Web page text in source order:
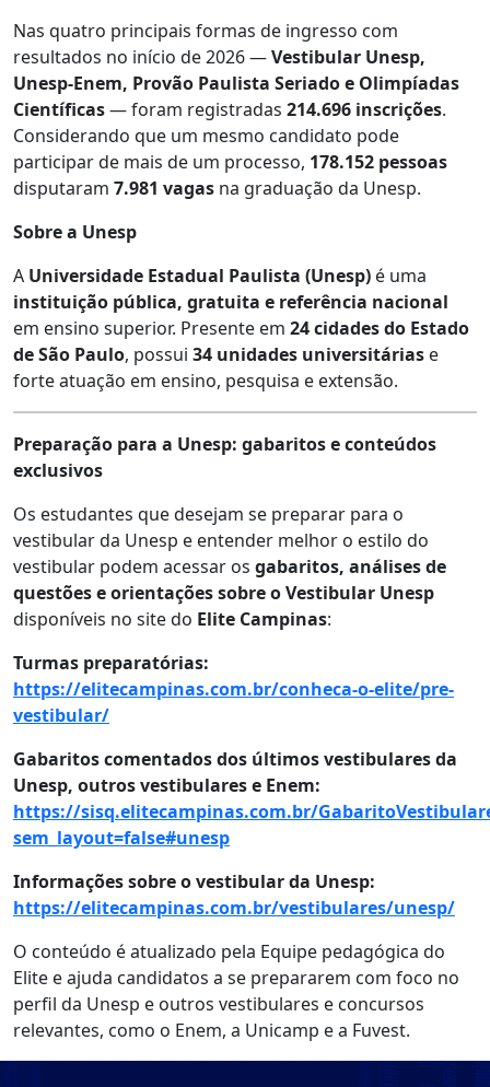
Nas quatro principais formas de ingresso com
resultados no início de 2026 —Vestibular Unesp,
Unesp-Enem, Provão Paulista Seriado e Olimpíadas
Científicas— foram registradas 214.696 inscrições.
Considerando que um mesmo candidato pode
participar de mais de um processo, 178.152 pessoas
disputaram 7.981 vagas na graduação da Unesp.
Sobre a Unesp
A Universidade Estadual Paulista (Unesp) é uma
instituição pública, gratuita e referência nacional
em ensino superior. Presente em 24 cidades do Estado
de São Paulo, possui 34 unidades universitárias e
forte atuação em ensino, pesquisa e extensão.
Preparação para a Unesp: gabaritos e conteúdos
exclusivos
Os estudantes que desejam se preparar para o
vestibular da Unesp e entender melhor o estilo do
vestibular podem acessar os gabaritos, análises de
questões e orientações sobre o Vestibular Unesp
disponíveis no site do Elite Campinas:
Turmas preparatórias:
https://elitecampinas.com.br/conheca-o-elite/pre-
vestibular/
Gabaritos comentados dos últimos vestibulares da
Unesp, outros vestibulares e Enem:
https://sisq.elitecampinas.com.br/
sem_layout=false#unesp
Informações sobre o vestibular da Unesp:
https://elitecampinas.com.br/vestibulares/unesp/
O conteúdo é atualizado pela Equipe pedagógica do
Elite e ajuda candidatos a se prepararem com foco no
perfil da Unesp e outros vestibulares e concursos
relevantes, como o Enem, a Unicamp e a Fuvest.